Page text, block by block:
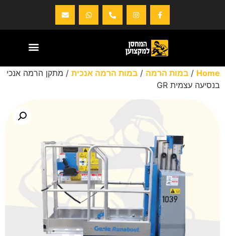
Home
/ במות הרמה / במות הרמה אנכית / מתקן הרמה אנכי
בנסיעה עצמית GR